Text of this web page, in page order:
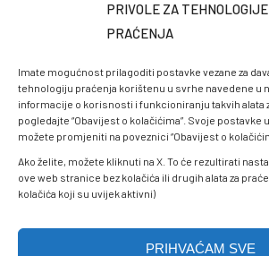
PRIVOLE ZA TEHNOLOGIJE
PRAĆENJA
Imate mogućnost prilagoditi postavke vezane za
tehnologiju praćenja korištenu u svrhe navedene u
informacije o korisnosti i funkcioniranju takvih alata
pogledajte “Obavijest o kolačićima”. Svoje postavke
možete promjeniti na poveznici “Obavijest o
Ako želite, možete kliknuti na X. To će rezultirati
ove web stranice bez kolačića ili drugih alata za
kolačića koji su uvijek aktivni)
PRIHVAĆAM SVE